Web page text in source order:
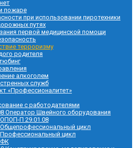
пожаре
при использовании пиротехники
путях
первой медицинской помощи
терроризму
родителя
алкоголем
служб
«Профессионалитет»
с работодателями
Оператор Швейного оборудования
ОПОП-П 29.01.08
Общепрофессиональный цикл
Профессиональный цикл
ФК